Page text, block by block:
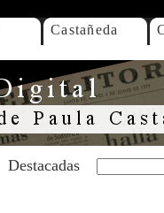
Castañeda
Destacadas